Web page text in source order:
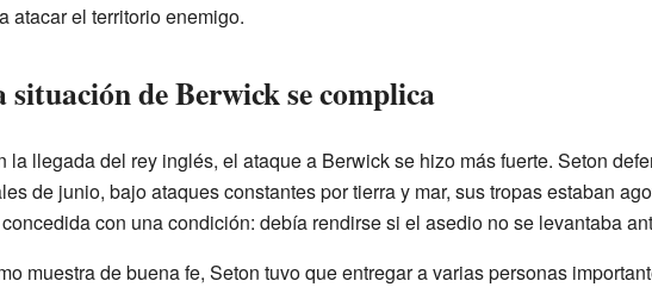
atacar el territorio enemigo.
situación de Berwick se complica
la llegada del rey inglés, el ataque a Berwick se hizo más fuerte. Seton
de junio, bajo ataques constantes por tierra y mar, sus tropas estaban
con una condición: debía rendirse si el asedio no se levantaba
muestra de buena fe, Seton tuvo que entregar a varias personas